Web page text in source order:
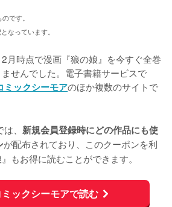
です。
なっています。
月時点で漫画『狼の娘』を今すぐ全巻
せんでした。電子書籍サービスで
ミックシーモアのほか複数のサイトで
は、 新規会員登録時にどの作品にも使
が配布されており、このクーポンを利
もお得に読むことができます。
ックシーモアで読む